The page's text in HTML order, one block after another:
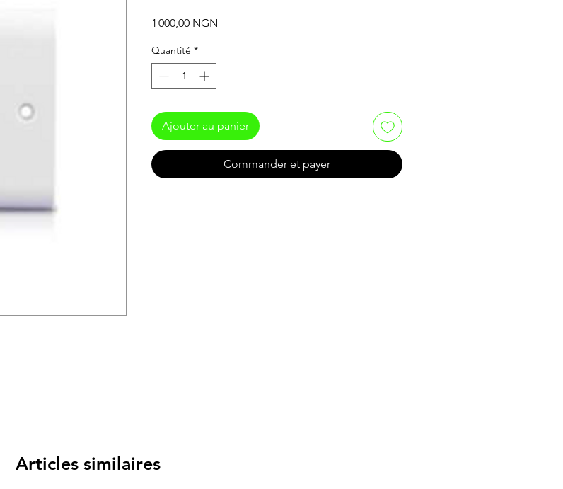
1 000,00 NGN
Quantité *
Ajouter au panier
Commander et payer
Articles similaires